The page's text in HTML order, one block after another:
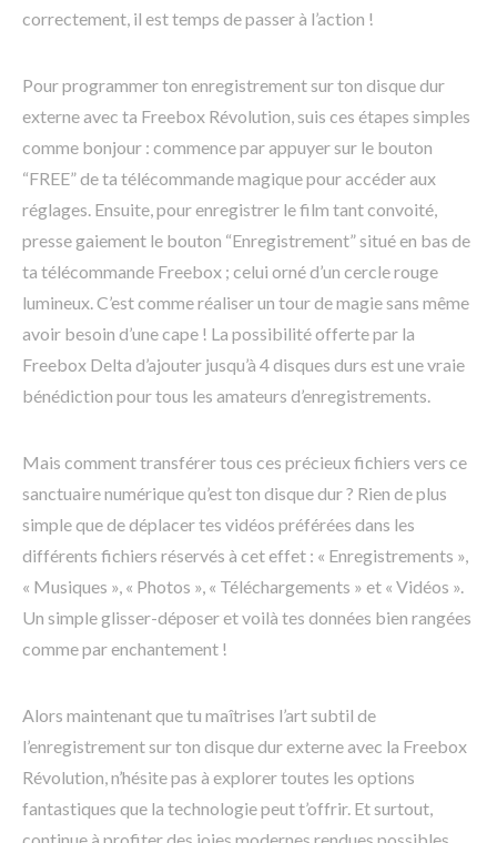
correctement, il est temps de passer à l’action !
Pour programmer ton enregistrement sur ton disque dur
externe avec ta Freebox Révolution, suis ces étapes simples
comme bonjour : commence par appuyer sur le bouton
“FREE” de ta télécommande magique pour accéder aux
réglages. Ensuite, pour enregistrer le film tant convoité,
presse gaiement le bouton “Enregistrement” situé en bas de
ta télécommande Freebox ; celui orné d’un cercle rouge
lumineux. C’est comme réaliser un tour de magie sans même
avoir besoin d’une cape ! La possibilité offerte par la
Freebox Delta d’ajouter jusqu’à 4 disques durs est une vraie
bénédiction pour tous les amateurs d’enregistrements.
Mais comment transférer tous ces précieux fichiers vers ce
sanctuaire numérique qu’est ton disque dur ? Rien de plus
simple que de déplacer tes vidéos préférées dans les
différents fichiers réservés à cet effet : « Enregistrements »,
« Musiques », « Photos », « Téléchargements » et « Vidéos ».
Un simple glisser-déposer et voilà tes données bien rangées
comme par enchantement !
Alors maintenant que tu maîtrises l’art subtil de
l’enregistrement sur ton disque dur externe avec la Freebox
Révolution, n’hésite pas à explorer toutes les options
fantastiques que la technologie peut t’offrir. Et surtout,